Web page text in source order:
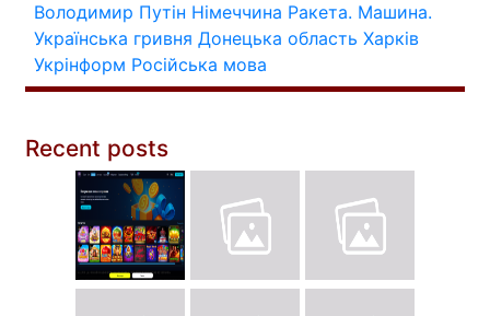
Володимир Путін Німеччина Ракета. Машина.
Українська гривня Донецька область Харків
Укрінформ Російська мова
Recent posts